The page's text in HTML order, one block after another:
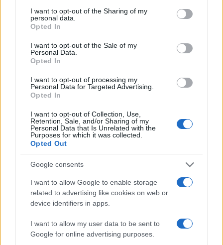
I want to opt-out of the Sharing of my
personal data.
Opted In
I want to opt-out of the Sale of my
Personal Data.
Opted In
I want to opt-out of processing my
Personal Data for Targeted Advertising.
Opted In
I want to opt-out of Collection, Use,
Retention, Sale, and/or Sharing of my
Personal Data that Is Unrelated with the
Purposes for which it was collected.
Opted Out
Google consents
I want to allow Google to enable storage
related to advertising like cookies on web or
device identifiers in apps.
I want to allow my user data to be sent to
Google for online advertising purposes.
vertici militari per il suo scarso preavviso e
l’assenza di motivazioni ufficiali, alimentando
preoccupazioni e interrogativi.
La convocazione riguarda comandanti da Europa,
Medio Oriente e Asia-Pacifico, inclusi i loro
consiglieri. Sono stati esclusi, però, i funzionari di
precedenti per un raduno di questa portata,
causando apprensione tra i militari. “
C’è molta
apprensione. Nessuno sa cosa aspettarsi
dichiarato una fonte anonima.
Ipotetiche motivazioni
Alcune ipotesi legano la convocazione alla nuova
strategia di difesa nazionale in preparazione. Si